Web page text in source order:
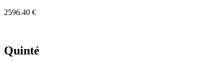
2596.40 €
Quinté